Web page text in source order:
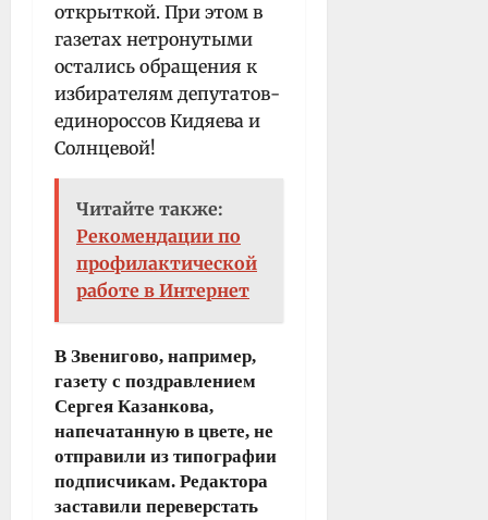
открыткой. При этом в
газетах нетронутыми
остались обращения к
избирателям депутатов-
единороссов Кидяева и
Солнцевой!
Читайте также:
Рекомендации по
профилактической
работе в Интернет
В Звенигово, например,
газету с поздравлением
Сергея Казанкова,
напечатанную в цвете, не
отправили из типографии
подписчикам. Редактора
заставили переверстать